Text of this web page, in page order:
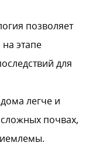
позволяет
этапе
для
легче и
почвах,